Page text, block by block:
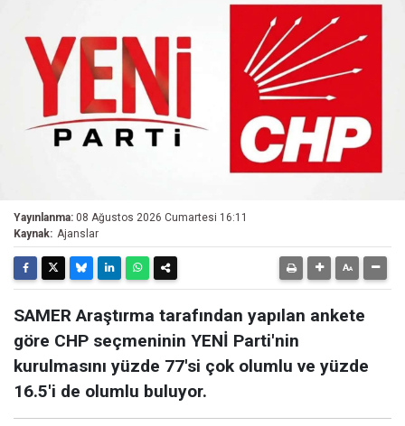
Yayınlanma: 08 Ağustos 2026 Cumartesi 16:11
Kaynak: Ajanslar
SAMER Araştırma tarafından yapılan ankete
göre CHP seçmeninin YENİ Parti'nin
kurulmasını yüzde 77'si çok olumlu ve yüzde
16.5'i de olumlu buluyor.